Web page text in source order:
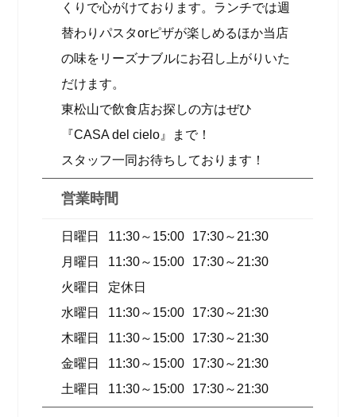
くりで心がけております。ランチでは週
替わりパスタorピザが楽しめるほか当店
の味をリーズナブルにお召し上がりいた
だけます。
東松山で飲食店お探しの方はぜひ
『CASA del cielo』まで！
スタッフ一同お待ちしております！
営業時間
日曜日 11:30～15:00
17:30～21:30
月曜日
11:30～15:00
17:30～21:30
火曜日
定休日
水曜日
11:30～15:00
17:30～21:30
木曜日
11:30～15:00
17:30～21:30
金曜日
11:30～15:00
17:30～21:30
土曜日
11:30～15:00 17:30～21:30